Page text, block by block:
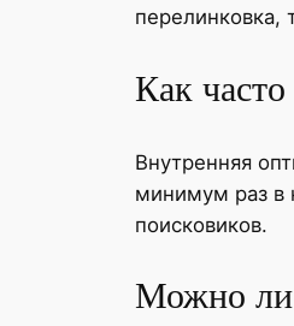
перелинковка,
Как
Внутренняя
минимум раз в
поисковиков.
Можно ли